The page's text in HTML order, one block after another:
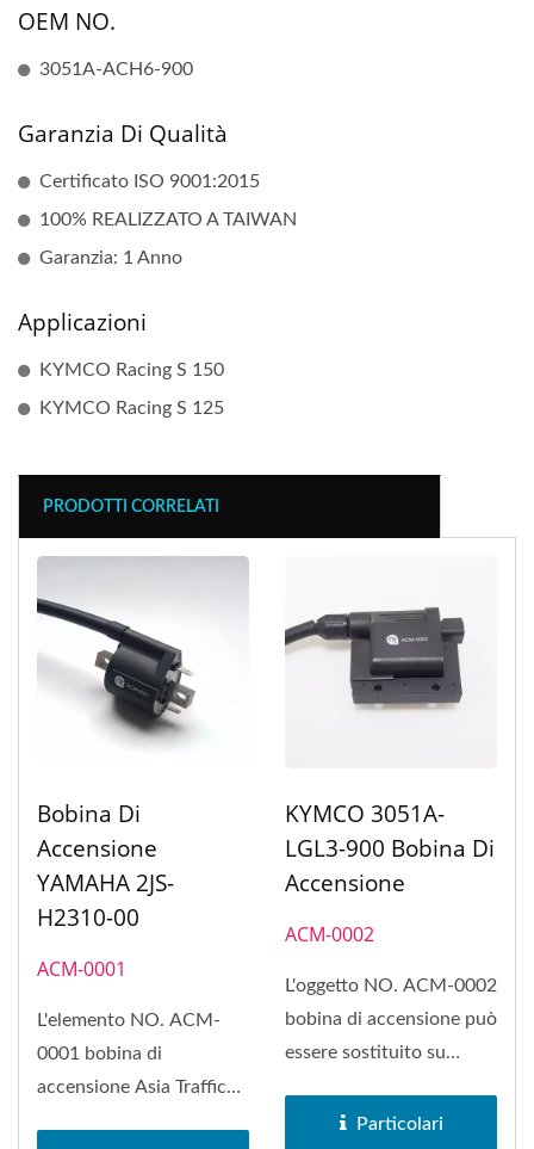
OEM NO.
3051A-ACH6-900
Garanzia Di Qualità
Certificato ISO 9001:2015
100% REALIZZATO A TAIWAN
Garanzia: 1 Anno
Applicazioni
KYMCO Racing S 150
KYMCO Racing S 125
PRODOTTI CORRELATI
Bobina Di
Accensione
YAMAHA 2JS-
H2310-00
ACM-0001
L'elemento NO. ACM-
0001 bobina di
accensione Asia Traffic
KYMCO 3051A-
LGL3-900 Bobina Di
Accensione
ACM-0002
L'oggetto NO. ACM-0002
bobina di accensione può
essere sostituito su
KYMCO...Particolari